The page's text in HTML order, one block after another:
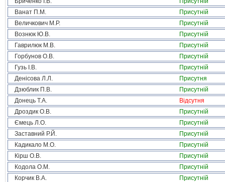
Ванат П.М.
Присутній
Величкович М.Р.
Присутній
Вознюк Ю.В.
Присутній
Гаврилюк М.В.
Присутній
Горбунов О.В.
Присутній
Гузь І.В.
Присутній
Денісова Л.Л.
Присутня
Дзюблик П.В.
Присутній
Донець Т.А.
Відсутня
Дроздик О.В.
Присутній
Ємець Л.О.
Присутній
Заставний Р.Й.
Присутній
Кадикало М.О.
Присутній
Кірш О.В.
Присутній
Кодола О.М.
Присутній
Корчик В.А.
Присутній